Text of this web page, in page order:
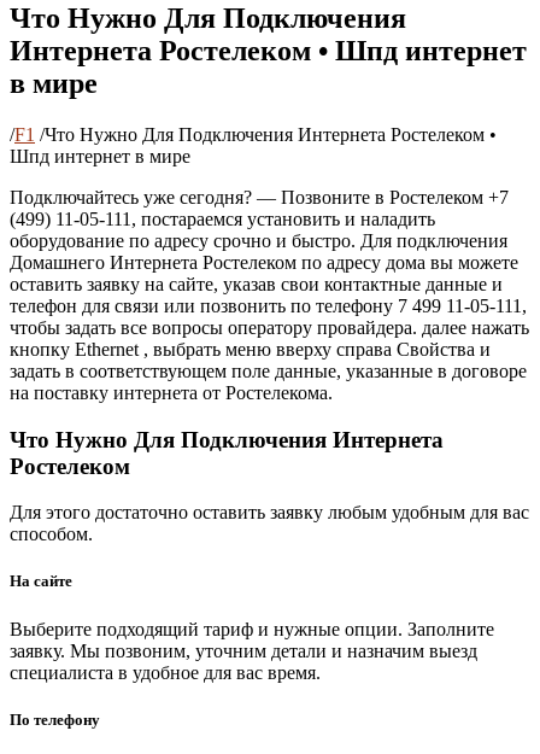
Что Нужно Для Подключения
Интернета Ростелеком • Шпд интернет
в мире
/F1 /Что Нужно Для Подключения Интернета Ростелеком •
Шпд интернет в мире
Подключайтесь уже сегодня? — Позвоните в Ростелеком +7
(499) 11-05-111, постараемся установить и наладить
оборудование по адресу срочно и быстро. Для подключения
Домашнего Интернета Ростелеком по адресу дома вы можете
оставить заявку на сайте, указав свои контактные данные и
телефон для связи или позвонить по телефону 7 499 11-05-111,
чтобы задать все вопросы оператору провайдера. далее нажать
кнопку Ethernet , выбрать меню вверху справа Свойства и
задать в соответствующем поле данные, указанные в договоре
на поставку интернета от Ростелекома.
Что Нужно Для Подключения Интернета
Ростелеком
Для этого достаточно оставить заявку любым удобным для вас
способом.
На сайте
Выберите подходящий тариф и нужные опции. Заполните
заявку. Мы позвоним, уточним детали и назначим выезд
специалиста в удобное для вас время.
По телефону